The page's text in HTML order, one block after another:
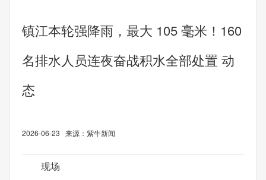
镇江本轮强降雨，最大 105 毫米！160
名排水人员连夜奋战积水全部处置 动
态
2026-06-23 来源：紫牛新闻
现场